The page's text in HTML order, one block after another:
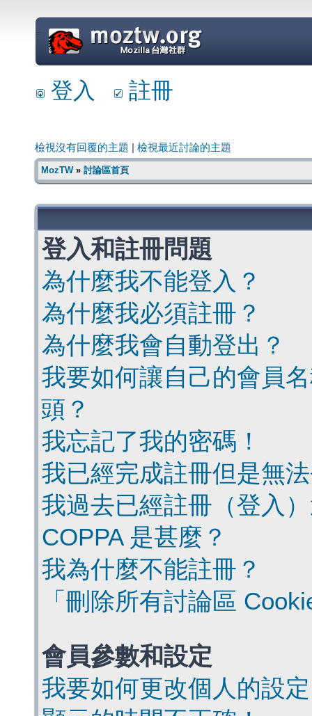
=
登入 註冊
檢視沒有回覆的主題 檢視最近討論的主題
MozTW» 討論區首頁
登入和註冊問題
為什麼我不能登入？
為什麼我必須註冊？
為什麼我會自動登出？
我要如何讓自己的會員
頭？
我忘記了我的密碼！
我已經完成註冊但是無
我過去已經註冊（登入
COPPA 是甚麼？
我為什麼不能註冊？
「刪除所有討論區
會員參數和設定
我要如何更改個人的設